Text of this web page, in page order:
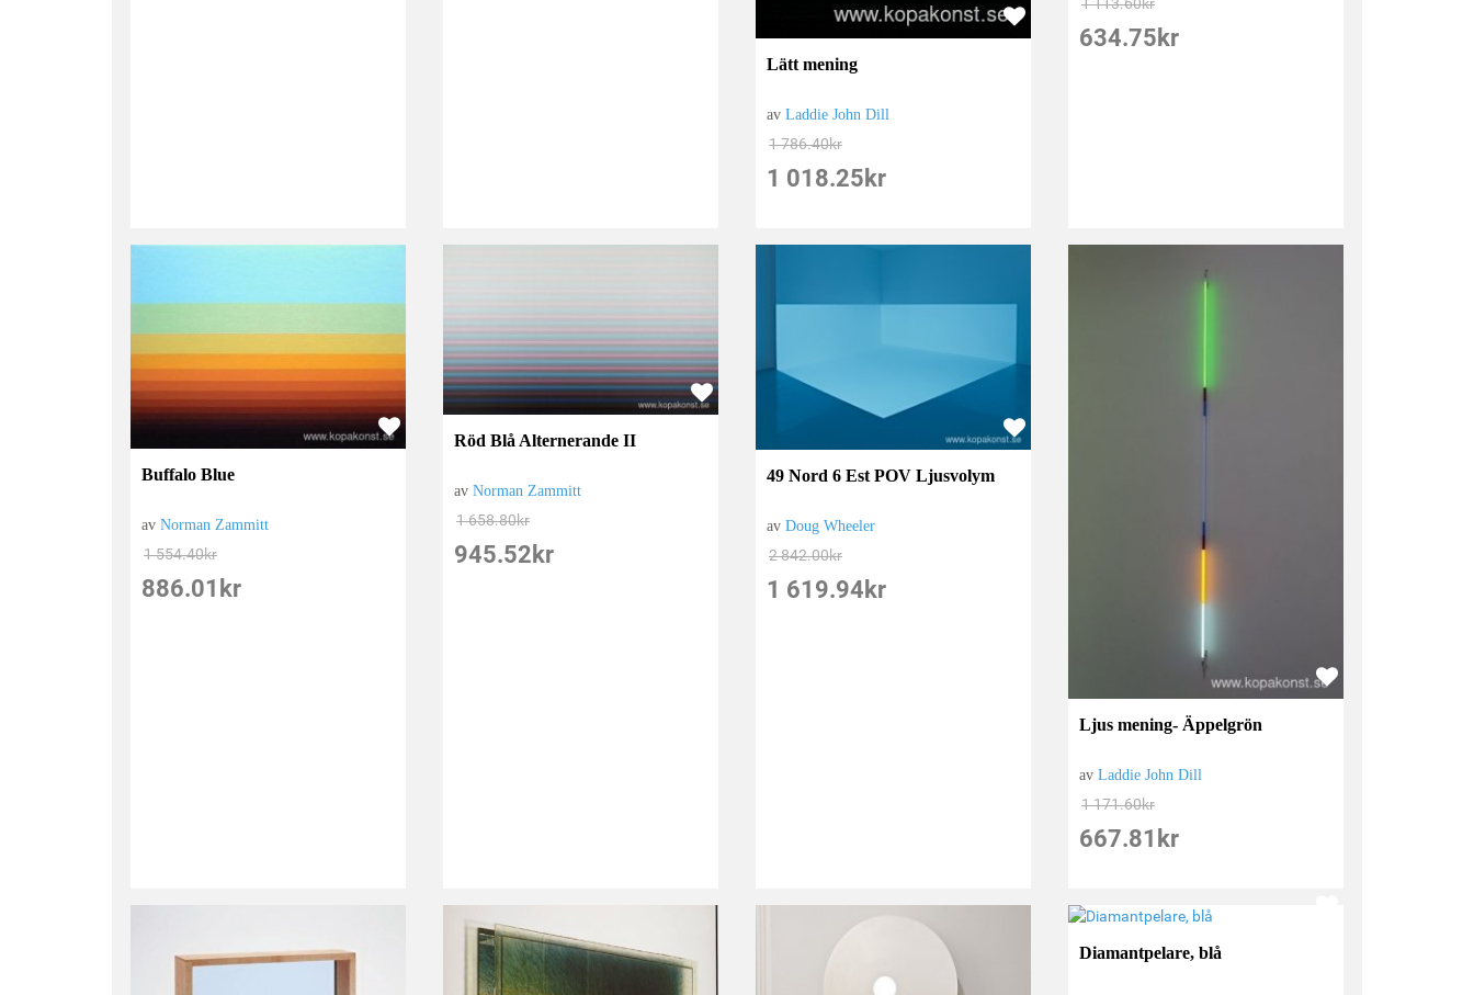
Lätt mening
avLaddie John Dill
1 786.40kr
1 018.25 kr
1 113.60kr
634.75 kr
Buffalo Blue
avNorman Zammitt
1 554.40kr
886.01 kr
Röd Blå Alternerande II
avNorman Zammitt
1 658.80kr
945.52 kr
49 Nord 6 Est POV Ljusvolym
avDoug Wheeler
2 842.00kr
1 619.94 kr
Ljus mening- Äppelgrön
avLaddie John Dill
1 171.60kr
667.81 kr
Diamantpelare, blå